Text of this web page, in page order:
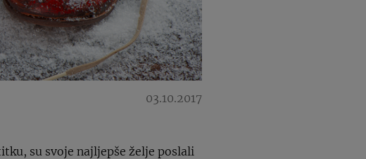
03.10.2017
su svoje najljepše želje poslali